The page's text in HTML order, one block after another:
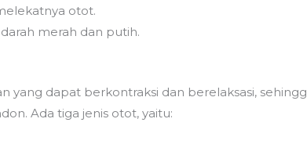
otot.
merah dan putih.
yang dapat berkontraksi dan berelaksasi,
Ada tiga jenis otot, yaitu: